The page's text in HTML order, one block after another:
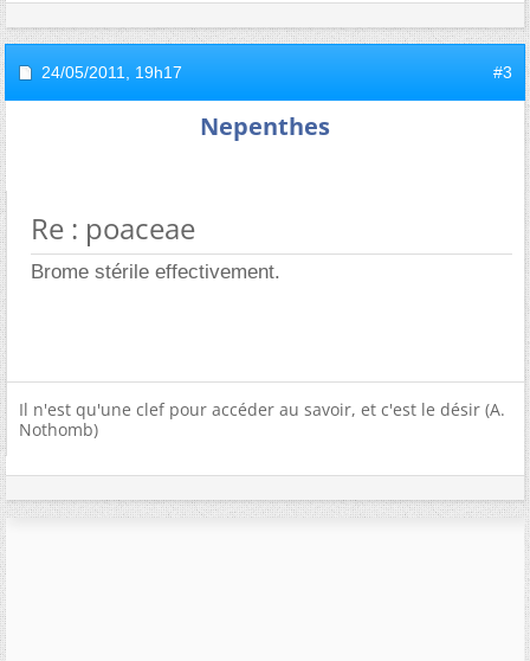
24/05/2011, 19h17 #3
Nepenthes
Re : poaceae
Brome stérile effectivement.
Il n'est qu'une clef pour accéder au savoir, et c'est le désir (A.
Nothomb)